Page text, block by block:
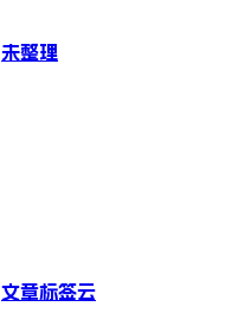
未整理
文章标签云